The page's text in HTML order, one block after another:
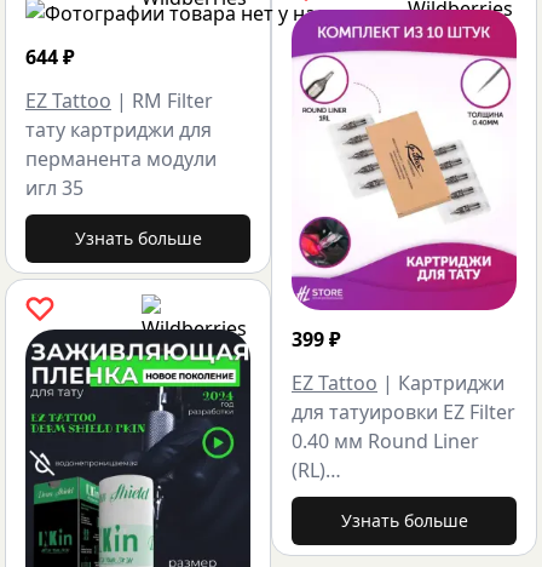
644₽
EZ Tattoo | RM Filter
тату картриджи для
перманента модули
игл 35
Узнать больше
399₽
EZ Tattoo | Картриджи
для татуировки EZ Filter
0.40 мм Round Liner
(RL)…
Узнать больше